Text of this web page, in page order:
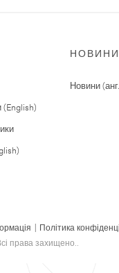
(English)
НОВИНИ
Новини
Політика
права захищено..